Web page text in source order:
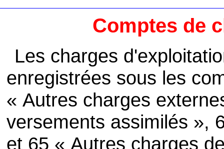
Comptes de
Les charges
enregistrées sous les
« Autres charges
versements assimilés »,
et 65 « Autres charges